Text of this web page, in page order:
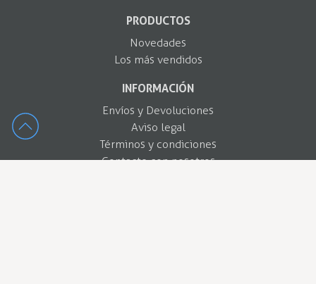
PRODUCTOS
Novedades
Los más vendidos
INFORMACIÓN
Envíos y Devoluciones
Aviso legal
Términos y condiciones
Contacte con nosotros